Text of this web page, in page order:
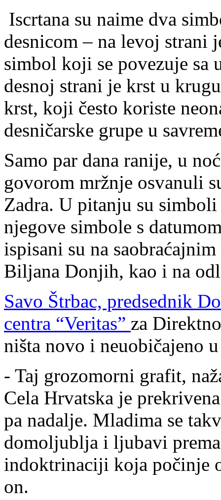
Iscrtana su naime dva
desnicom – na levoj strani
simbol koji se povezuje sa
desnoj strani je krst u
krst, koji često koriste
desničarske grupe u
Samo par dana ranije, u
govorom mržnje osvanuli
Zadra. U pitanju su
njegove simbole s
ispisani su na
Biljana Donjih, kao i na
Savo Štrbac, predsednik
centra “Veritas” za
ništa novo i neuobičajeno
- Taj grozomorni grafit,
Cela Hrvatska je
pa nadalje. Mladima se
domoljublja i ljubavi
indoktrinaciji koja počinje
on.